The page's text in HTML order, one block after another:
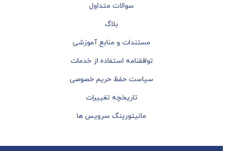
سوالات متداول
بلاگ
مستندات و منابع آموزشی
توافقنامه استفاده از خدمات
سیاست حفظ حریم خصوصی
تاریخچه تغییرات
مانیتورینگ سرویس ها